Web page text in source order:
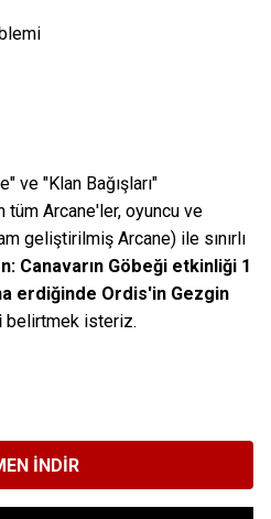
ve "Klan Bağışları"
tüm Arcane'ler, oyuncu ve
geliştirilmiş Arcane) ile sınırlı
Canavarın Göbeği etkinliği 1
erdiğinde Ordis'in Gezgin
belirtmek isteriz.
İNDIR